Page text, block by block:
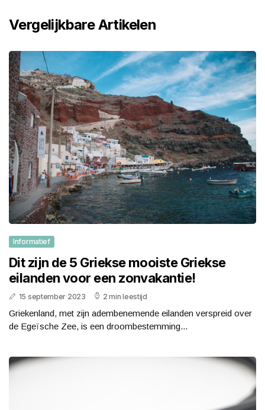
Vergelijkbare Artikelen
Informatief
Dit zijn de 5 Griekse mooiste Griekse
eilanden voor een zonvakantie!
15 september 2023 2 min leestijd
Griekenland, met zijn adembenemende eilanden verspreid over
de Egeïsche Zee, is een droombestemming...